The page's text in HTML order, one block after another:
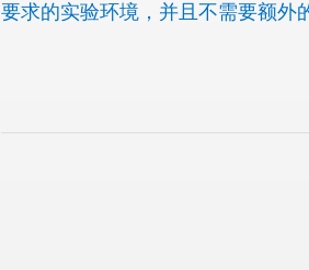
要求的实验环境，并且不需要额外